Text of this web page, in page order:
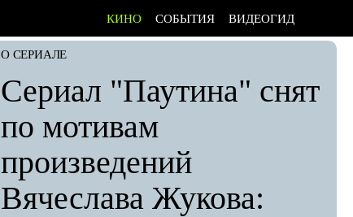
КИНО СОБЫТИЯ ВИДЕОГИД
О СЕРИАЛЕ
Сериал "Паутина" снят
по мотивам
произведений
Вячеслава Жукова: